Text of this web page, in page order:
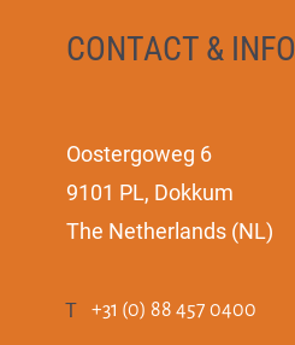
CONTACT & INFO
Oostergoweg 6
9101 PL, Dokkum
The Netherlands (NL)
+31 (0) 88 457 0400